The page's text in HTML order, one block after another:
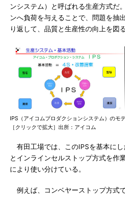
ンシステム）と呼ばれる生産方式だ
ンへ負荷を与えることで、問題を抽
り返して、品質と生産性の向上を図る
IPS（アイコムプロダクションシステム）のモ
［クリックで拡大］出所：アイコム
有田工場では、このIPSを基本に
とインラインセルストップ方式を作
により使い分けている。
例えば、コンベヤーストップ方式